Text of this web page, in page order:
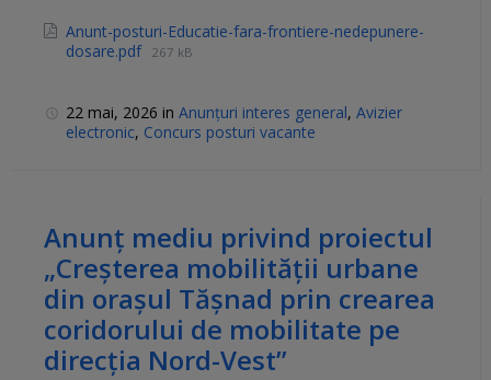
Anunt-posturi-Educatie-fara-frontiere-nedepunere-
dosare.pdf 267 kB
22 mai, 2026 in Anunțuri interes general, Avizier
electronic, Concurs posturi vacante
Anunț mediu privind proiectul
„Creșterea mobilității urbane
din orașul Tășnad prin crearea
coridorului de mobilitate pe
direcția Nord-Vest”